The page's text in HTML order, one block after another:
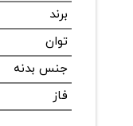
برند
توان
جنس بدنه
فاز